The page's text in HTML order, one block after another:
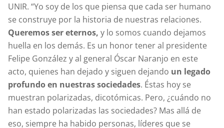
UNIR. “Yo soy de los que piensa que cada ser humano
se construye por la historia de nuestras relaciones.
Queremos ser eternos, y lo somos cuando dejamos
huella en los demás. Es un honor tener al presidente
Felipe González y al general Óscar Naranjo en este
acto, quienes han dejado y siguen dejando un legado
profundo en nuestras sociedades. Éstas hoy se
muestran polarizadas, dicotómicas. Pero, ¿cuándo no
han estado polarizadas las sociedades? Mas allá de
eso, siempre ha habido personas, líderes que se